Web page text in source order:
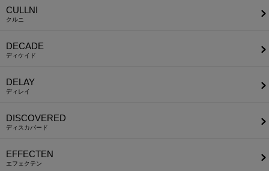
CULLNI
クルニ
DECADE
ディケイド
DELAY
ディレイ
DISCOVERED
ディスカバード
EFFECTEN
エフェクテン